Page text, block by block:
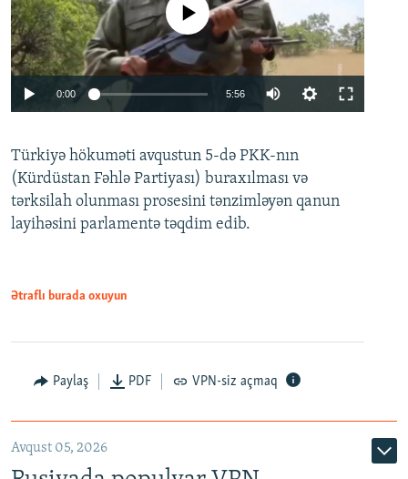
Auto 240p 360p 480p
720p 1080p
No media source currently available
0:00 5:56
360p
480p
Türkiyə hökuməti avqustun 5-də PKK-nın
(Kürdüstan Fəhlə Partiyası) buraxılması və
tərksilah olunması prosesini tənzimləyən qanun
layihəsini parlamentə təqdim edib.
Ətraflı burada oxuyun
Paylaş PDF VPN-siz açmaq
Avqust 05, 2026